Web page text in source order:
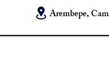
Arembepe,